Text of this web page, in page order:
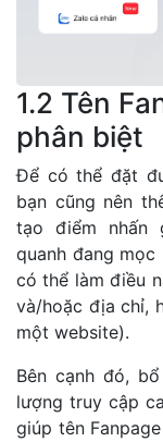
1.2 Tên
phân biệt
Để có thể đặt
bạn cũng nên
tạo điểm nhấn
quanh đang mọc
có thể làm điều
và/hoặc địa chỉ,
một website).
Bên cạnh đó,
lượng truy cập
giúp tên